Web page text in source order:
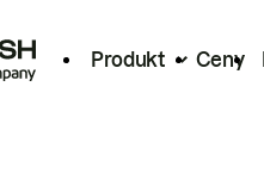
Produkt Ceny